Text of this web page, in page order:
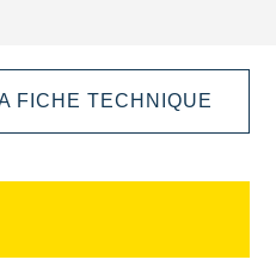
FICHE TECHNIQUE